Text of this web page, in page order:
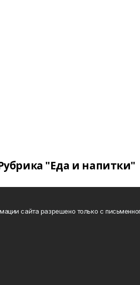
"Еда и напитки"
сайта разрешено только с